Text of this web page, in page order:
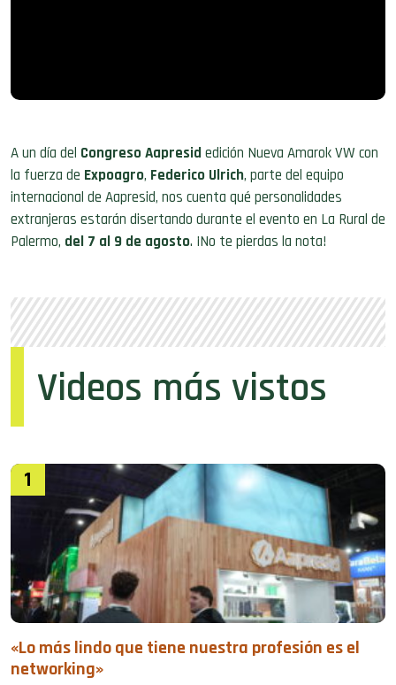
A un día del Congreso Aapresidedición Nueva Amarok VW con
la fuerza de Expoagro, Federico Ulrich, parte del equipo
internacional de Aapresid, nos cuenta qué personalidades
extranjeras estarán disertando durante el evento en La Rural de
Palermo, del 7 al 9 de agosto. ¡No te pierdas la nota!
Videos más vistos
1
«Lo más lindo que tiene nuestra profesión es el
networking»